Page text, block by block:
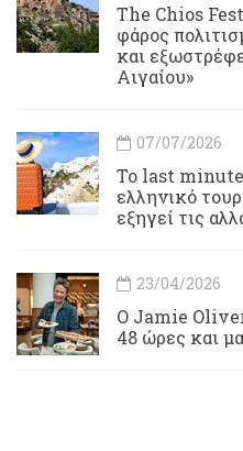
Τhe Chios
φάρος
και
Αιγαίου»
07/07/2026
Το last minute
ελληνικό
εξηγεί τις
23/04/2026
Ο Jamie
48 ώρες και